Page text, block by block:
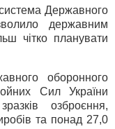
Державного
державним
чітко планувати
оборонного
Сил України
озброєння,
та понад 27,0